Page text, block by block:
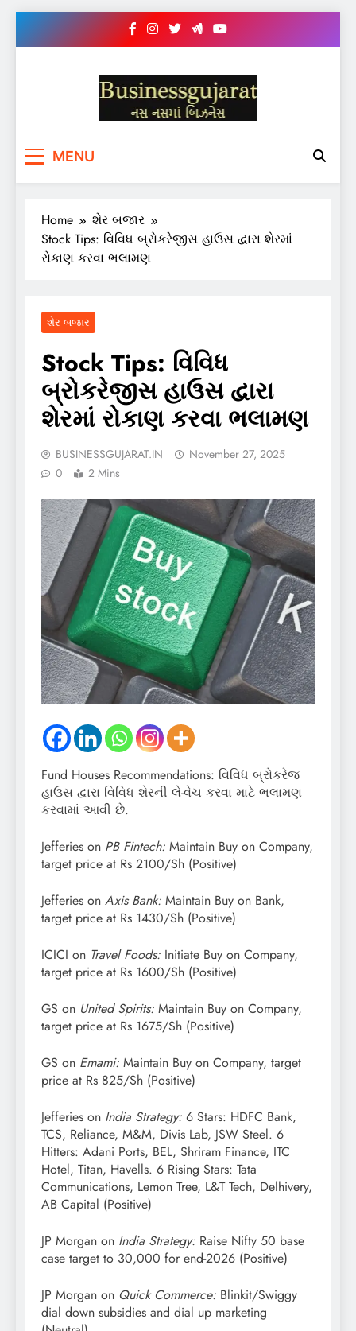
BUSINESS GUJARAT
MENU
Home
શેર બજાર
Stock Tips: વિવિધ બ્રોકરેજીસ હાઉસ દ્વારા શેરમાં
રોકાણ કરવા ભલામણ
શેર બજાર
Stock Tips: વિવિધ
બ્રોકરેજીસ હાઉસ દ્વારા
શેરમાં રોકાણ કરવા ભલામણ
BUSINESSGUJARAT.IN
November 27, 2025
0
2 Mins
Fund Houses Recommendations: વિવિધ બ્રોકરેજ
હાઉસ દ્વારા વિવિધ શેરની લે-વેચ કરવા માટે ભલામણ
કરવામાં આવી છે.
Jefferies on PB Fintech: Maintain Buy on Company,
target price at Rs 2100/Sh (Positive)
Jefferies on Axis Bank: Maintain Buy on Bank,
target price at Rs 1430/Sh (Positive)
ICICI on Travel Foods: Initiate Buy on Company,
target price at Rs 1600/Sh (Positive)
GS on United Spirits: Maintain Buy on Company,
target price at Rs 1675/Sh (Positive)
GS on Emami: Maintain Buy on Company, target
price at Rs 825/Sh (Positive)
Jefferies on India Strategy: 6 Stars: HDFC Bank,
TCS, Reliance, M&M, Divis Lab, JSW Steel. 6
Hitters: Adani Ports, BEL, Shriram Finance, ITC
Hotel, Titan, Havells. 6 Rising Stars: Tata
Communications, Lemon Tree, L&T Tech, Delhivery,
AB Capital (Positive)
JP Morgan on India Strategy: Raise Nifty 50 base
case target to 30,000 for end-2026 (Positive)
JP Morgan on Quick Commerce: Blinkit/Swiggy
dial down subsidies and dial up marketing